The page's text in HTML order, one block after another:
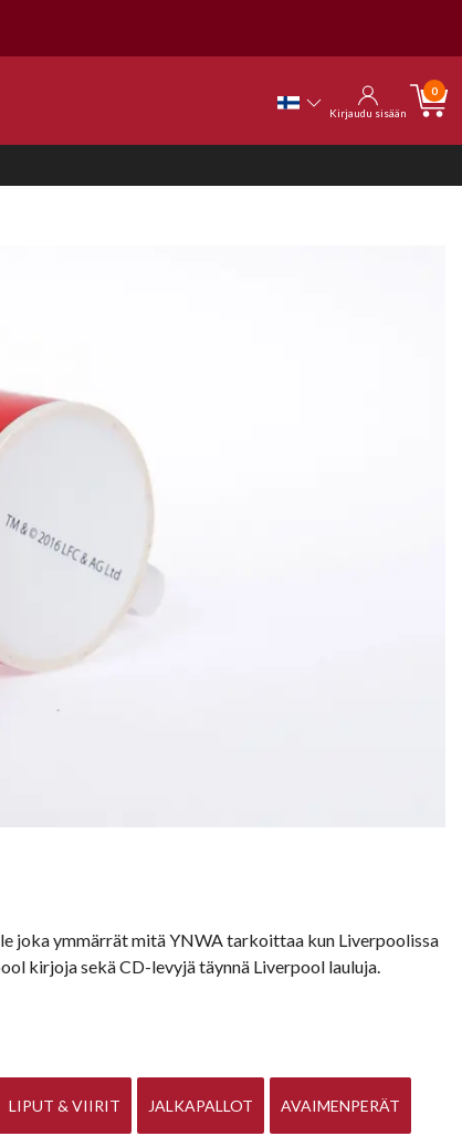
Kirjaudu sisään
0
joka ymmärrät mitä YNWA tarkoittaa kun Liverpoolissa
kirjoja sekä CD-levyjä täynnä Liverpool lauluja.
LIPUT & VIIRIT JALKAPALLOT AVAIMENPERÄT